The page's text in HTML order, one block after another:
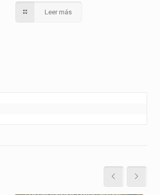
Leer más